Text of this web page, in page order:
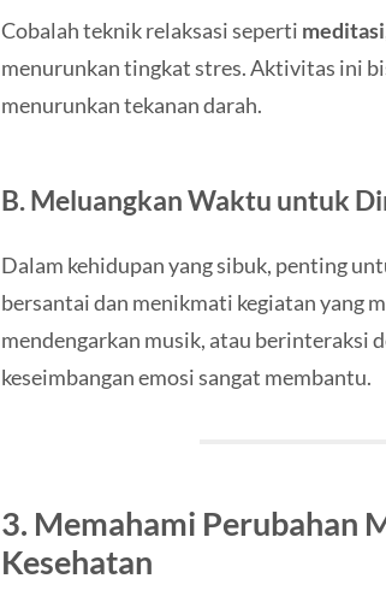
Cobalah teknik relaksasi seperti meditasi
menurunkan tingkat stres. Aktivitas ini
menurunkan tekanan darah.
B. Meluangkan Waktu untuk
Dalam kehidupan yang sibuk, penting
bersantai dan menikmati kegiatan yang
mendengarkan musik, atau berinteraksi
keseimbangan emosi sangat membantu.
3. Memahami Perubahan
Kesehatan